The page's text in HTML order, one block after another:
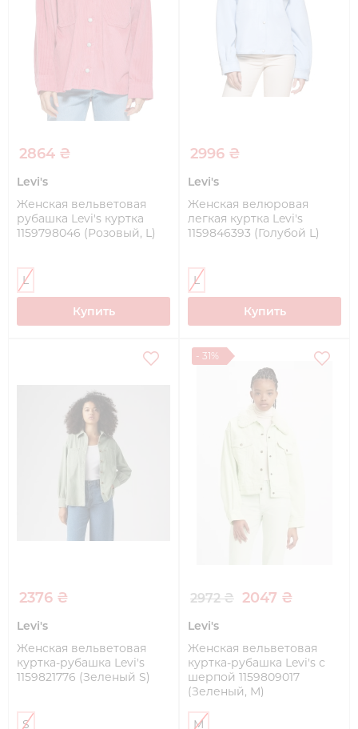
2864 ₴
Levi's
Женская вельветовая
рубашка Levi's куртка
1159798046 (Розовый, L)
L
Купить
2996 ₴
Levi's
Женская велюровая
легкая куртка Levi's
1159846393 (Голубой L)
L
Купить
2376 ₴
Levi's
Женская вельветовая
куртка-рубашка Levi's
1159821776 (Зеленый S)
S
- 31%
2972 ₴ 2047 ₴
Levi's
Женская вельветовая
куртка-рубашка Levi's с
шерпой 1159809017
(Зеленый, M)
M